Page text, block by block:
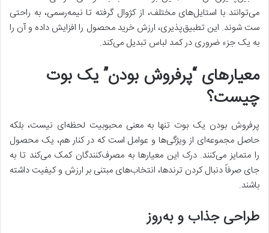
می‌توانند با استایل‌های مختلف، از کژوال گرفته تا نیمه‌رسمی، به راحتی
ست شوند. این تطبیق‌پذیری، ارزش خرید محصول را افزایش داده و آن را
به یک جزء ضروری در کمد لباس تبدیل می‌کند.
معیارهای “پرفروش بودن” یک بوت
چیست؟
پرفروش بودن یک بوت تنها به معنی محبوبیت لحظه‌ای نیست، بلکه
حاصل مجموعه‌ای از ویژگی‌ها و عوامل است که در کنار هم، یک محصول
را متمایز می‌کنند. درک این معیارها به مصرف‌کنندگان کمک می‌کند تا به
جای صرفاً دنبال کردن ترندها، انتخاب‌های مبتنی بر ارزش و کیفیت داشته
باشند.
طراحی جذاب و به‌روز